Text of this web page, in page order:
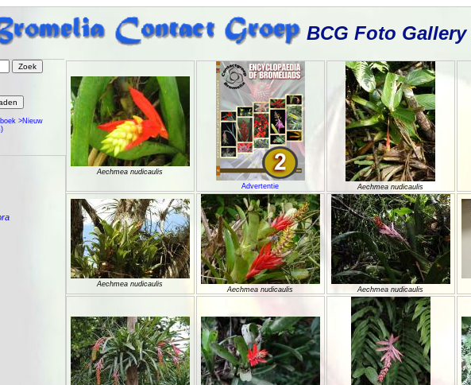
BCG Foto Gallery
>Nieuw
Aechmea nudicaulis
Advertentie
Aechmea nudicaulis
Aechmea nudicaulis
Aechmea nudicaulis Aechmea nudicaulis